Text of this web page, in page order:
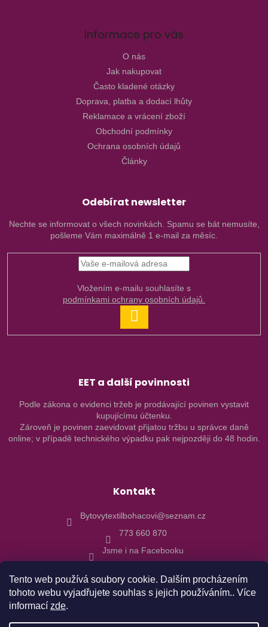
Tento web používá soubory cookie. Dalším procházením
tohoto webu vyjadřujete souhlas s jejich používáním.. Více
informací zde.
Informace pro vás
O nás
Jak nakupovat
Často kladené otázky
Doprava, platba a dodací lhůty
Reklamace a vrácení zboží
Obchodní podmínky
Ochrana osobních údajů
Články
Odebírat newsletter
Nechte se informovat o všech novinkách. Spamu se bát nemusíte,
pošleme Vám maximálně 1 e-mail za měsíc.
podmínkami ochrany osobních údajů.
SE
EET a další povinnosti
Podle zákona o evidenci tržeb je prodávající povinen vystavit
kupujícímu účtenku.
Zároveň je povinen zaevidovat přijatou tržbu u správce daně
online; v případě technického výpadku pak nejpozději do 48 hodin.
Kontakt
Bytovytextilbohacovi@seznam.cz
773 660 870
Jsme i na Facebooku